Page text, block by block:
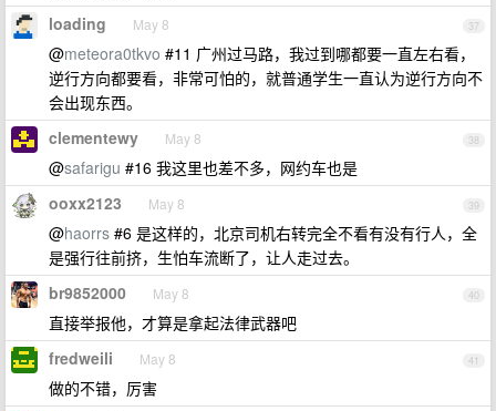
37
loading May 8
@meteora0tkvo #11 广州过马路，我过到哪都要一直左右看，
逆行方向都要看，非常可怕的，就普通学生一直认为逆行方向不
会出现东西。
38
clementewy May 8
@safarigu #16 我这里也差不多，网约车也是
39
ooxx2123 May 8
@haorrs #6 是这样的，北京司机右转完全不看有没有行人，全
是强行往前挤，生怕车流断了，让人走过去。
40
br9852000 May 8
直接举报他，才算是拿起法律武器吧
41
fredweili May 8
做的不错，厉害